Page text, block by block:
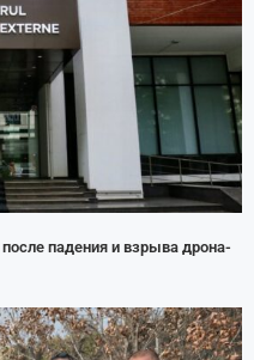
падения и взрыва дрона-